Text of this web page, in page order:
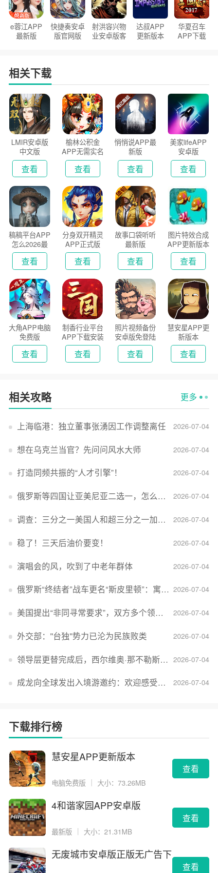
e蓉江APP
最新版
快捷奏安卓
版官网版
射洪容兴物
业安卓版客
达叔APP
更新版本
华夏召车
APP下载
相关下载
LMIR安卓版
中文版
查看
榆林公积金
APP无需实名
认证版
查看
悄悄说APP最
新版
查看
美家lifeAPP
安卓版
查看
稿稿平台APP
怎么2026最
新版
查看
分身双开精灵
APP正式版
查看
故事口袋听听
最新版
查看
图片特效合成
APP更新版本
2026
查看
大角APP电脑
免费版
查看
制香行业平台
APP下载安装
2026
查看
照片视频备份
安卓版免登陆
版
查看
慧安星APP更
新版本
查看
相关攻略 更多
2026-07-04
上海临港：独立董事张湧因工作调整离任
2026-07-04
想在乌克兰当官？先问问风水大师
2026-07-04
打造同频共振的“人才引擎”！
2026-07-04
俄罗斯等四国让亚美尼亚二选一，怎么回事？
2026-07-04
调查：三分之一美国人和超三分之一加拿大人感到经济压力
2026-07-04
稳了！三天后油价要变！
2026-07-04
演唱会的风，吹到了中老年群体
2026-07-04
俄罗斯“终结者”战车更名“斯皮里顿”：寓意强大可靠，彰显俄精神力量
2026-07-04
美国提出“非同寻常要求”，双方多个领域分歧依旧，印美贸易谈判进入“关键阶段”
2026-07-04
外交部：''台独''势力已沦为民族败类
2026-07-04
领导层更替完成后，西尔维奥·那不勒斯出任Lucid首席执行官
2026-07-04
成龙向全球发出入境游邀约：欢迎感受无滤镜的真实中国
下载排行榜
慧安星APP更新版本
电脑免费版 ｜ 大小：73.26MB
查看
4和谐家园APP安卓版
最新版 大小：21.31MB
查看
无废城市安卓版正版无广告下
查看